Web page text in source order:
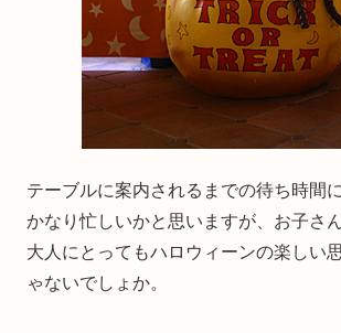
テーブルに案内されるまでの待ち時間
かなり忙しいかと思いますが、お子さ
大人にとってもハロウィーンの楽しい
ゃないでしょか。